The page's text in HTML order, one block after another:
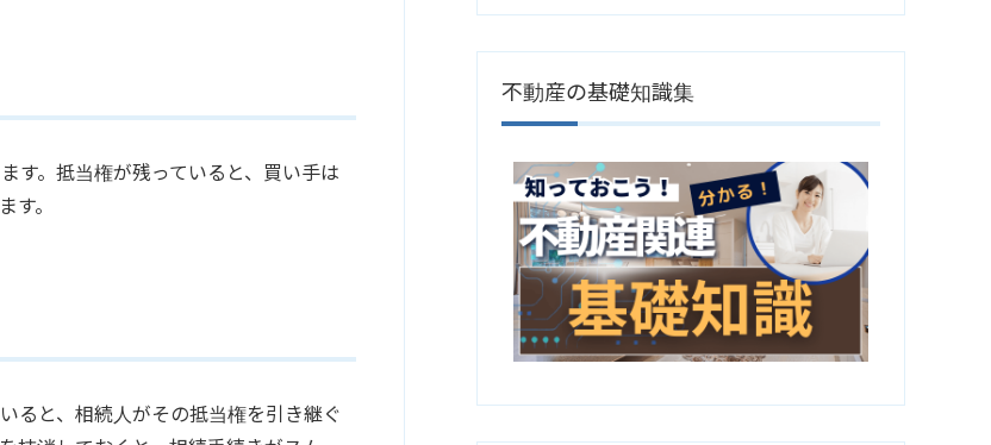
す。抵当権が残っていると、買い手は
す。
ると、相続人がその抵当権を引き継ぐ
不動産の基礎知識集